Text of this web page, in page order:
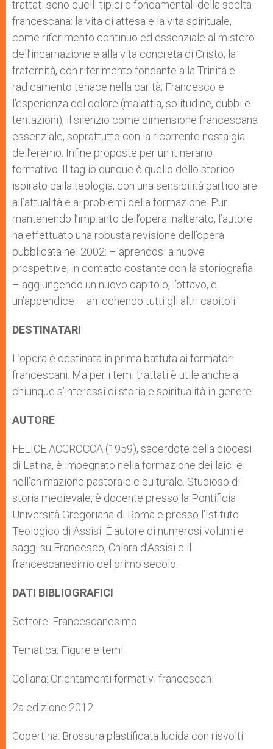
trattati sono quelli tipici e fondamentali della scelta
francescana: la vita di attesa e la vita spirituale,
come riferimento continuo ed essenziale al mistero
dell’incarnazione e alla vita concreta di Cristo; la
fraternità, con riferimento fondante alla Trinità e
radicamento tenace nella carità; Francesco e
l’esperienza del dolore (malattia, solitudine, dubbi e
tentazioni); il silenzio come dimensione francescana
essenziale, soprattutto con la ricorrente nostalgia
dell’eremo. Infine proposte per un itinerario
formativo. Il taglio dunque è quello dello storico
ispirato dalla teologia, con una sensibilità particolare
all’attualità e ai problemi della formazione. Pur
mantenendo l’impianto dell’opera inalterato, l’autore
ha effettuato una robusta revisione dell’opera
pubblicata nel 2002: – aprendosi a nuove
prospettive, in contatto costante con la storiografia
– aggiungendo un nuovo capitolo, l’ottavo, e
un’appendice – arricchendo tutti gli altri capitoli.
DESTINATARI
L’opera è destinata in prima battuta ai formatori
francescani. Ma per i temi trattati è utile anche a
chiunque s’interessi di storia e spiritualità in genere.
AUTORE
FELICE ACCROCCA (1959), sacerdote della diocesi
di Latina, è impegnato nella formazione dei laici e
nell’animazione pastorale e culturale. Studioso di
storia medievale, è docente presso la Pontificia
Università Gregoriana di Roma e presso l’Istituto
Teologico di Assisi. È autore di numerosi volumi e
saggi su Francesco, Chiara d’Assisi e il
francescanesimo del primo secolo.
DATI BIBLIOGRAFICI
Settore: Francescanesimo
Tematica: Figure e temi
Collana: Orientamenti formativi francescani
2a edizione 2012
Copertina: Brossura plastificata lucida con risvolti